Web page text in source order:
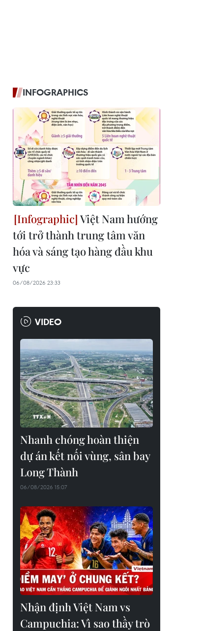
INFOGRAPHICS
Việt Nam hướng
tới trở thành trung tâm văn
hóa và sáng tạo hàng đầu khu
vực
06/08/2026 23:33
VIDEO
Nhanh chóng hoàn thiện
dự án kết nối vùng, sân bay
Long Thành
06/08/2026 15:07
Nhận định Việt Nam vs
Campuchia: Vì sao thầy trò